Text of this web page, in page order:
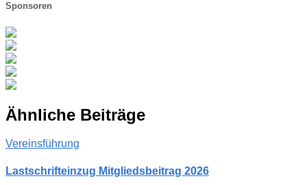
Sponsoren
Ähnliche Beiträge
Vereinsführung
Lastschrifteinzug Mitgliedsbeitrag 2026